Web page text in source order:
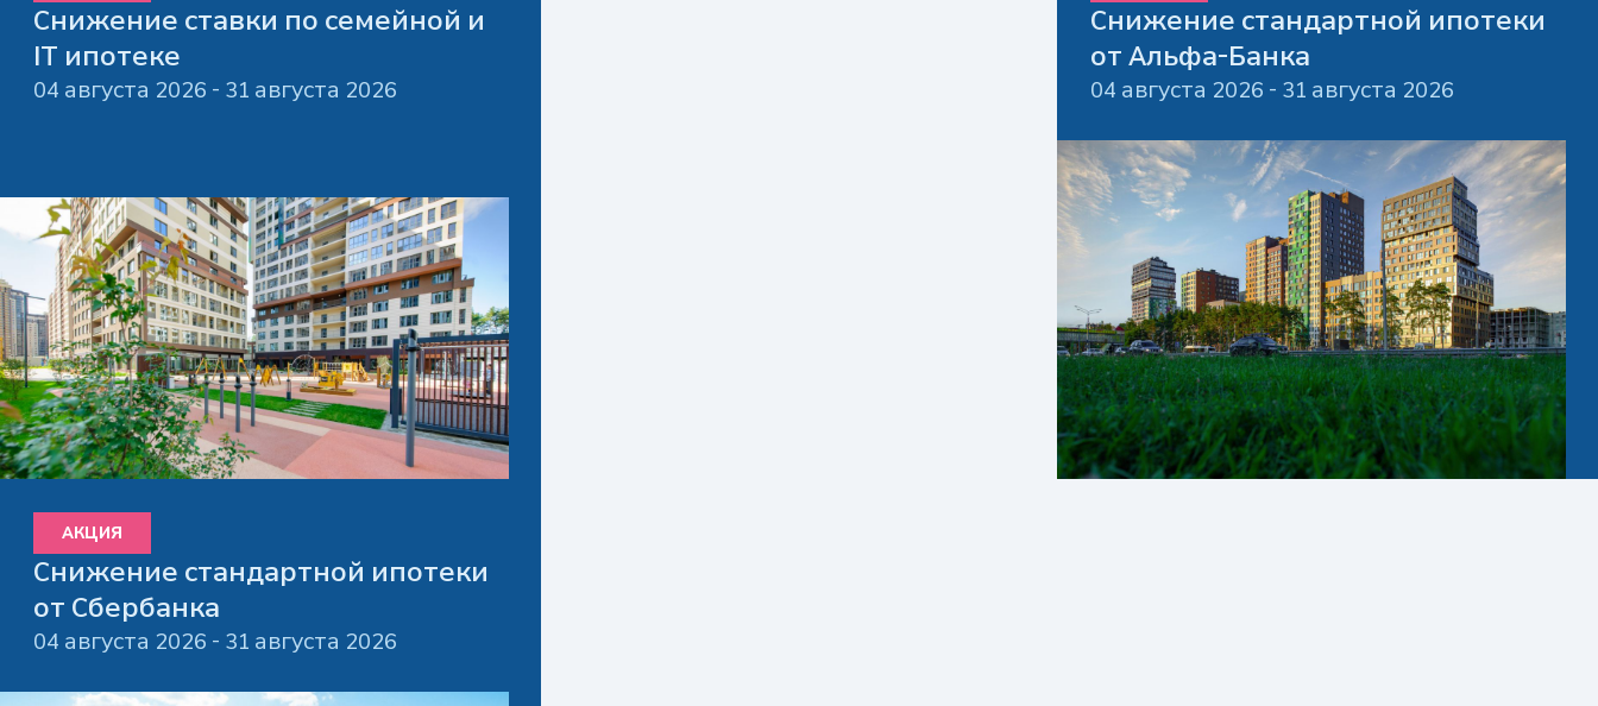
Снижение ставки по семейной и
IT ипотеке
04 августа 2026 - 31 августа 2026
Снижение стандартной ипотеки
от Альфа-Банка
04 августа 2026 - 31 августа 2026
АКЦИЯ
Снижение стандартной ипотеки
от Сбербанка
04 августа 2026 - 31 августа 2026
Privacy notice